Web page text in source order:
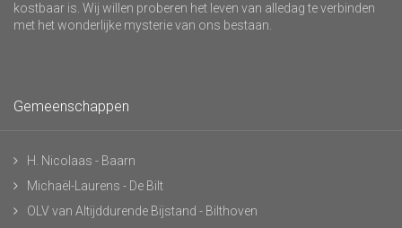
kostbaar is. Wij willen proberen het leven van alledag te verbinden
met het wonderlijke mysterie van ons bestaan.
Gemeenschappen
H. Nicolaas - Baarn
Michaël-Laurens - De Bilt
OLV van Altijddurende Bijstand - Bilthoven